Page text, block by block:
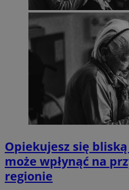
Opiekujesz się
może wpłynąć na
regionie